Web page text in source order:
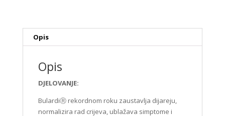
Opis
Opis
DJELOVANJE:
BulardiⓇ rekordnom roku zaustavlja dijareju,
normalizira rad crijeva, ublažava simptome i